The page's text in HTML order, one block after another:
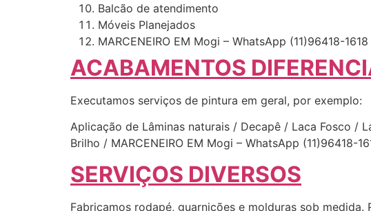
Balcão de atendimento
Móveis Planejados
MARCENEIRO EM Mogi – WhatsApp (11)96418-1618
ACABAMENTOS
Executamos serviços de pintura em geral, por exemplo:
Aplicação de Lâminas naturais / Decapê / Laca Fosco /
Brilho / MARCENEIRO EM Mogi – WhatsApp (11)96418-
SERVIÇOS DIVERSOS
Fabricamos rodapé, guarnições e molduras sob